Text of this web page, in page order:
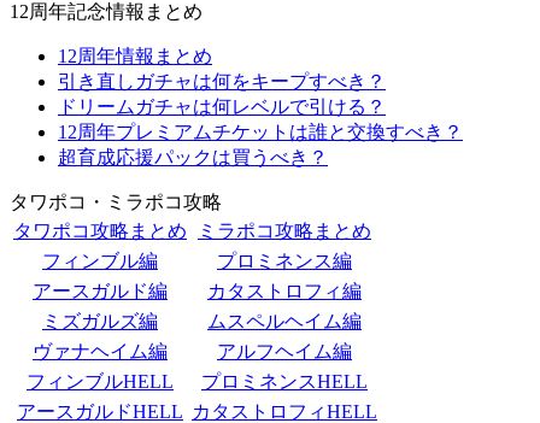
12周年記念情報まとめ
12周年情報まとめ
引き直しガチャは何をキープすべき？
ドリームガチャは何レベルで引ける？
12周年プレミアムチケットは誰と交換すべき？
超育成応援パックは買うべき？
タワポコ・ミラポコ攻略
タワポコ攻略まとめ
ミラポコ攻略まとめ
フィンブル編
プロミネンス編
アースガルド編
カタストロフィ編
ミズガルズ編
ムスペルヘイム編
ヴァナヘイム編
アルフヘイム編
フィンブルHELL
プロミネンスHELL
アースガルドHELL カタストロフィHELL